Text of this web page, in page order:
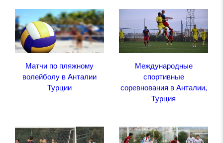
Матчи по пляжному
волейболу в Анталии
Турции
Международные
спортивные
соревнования в Анталии,
Турция